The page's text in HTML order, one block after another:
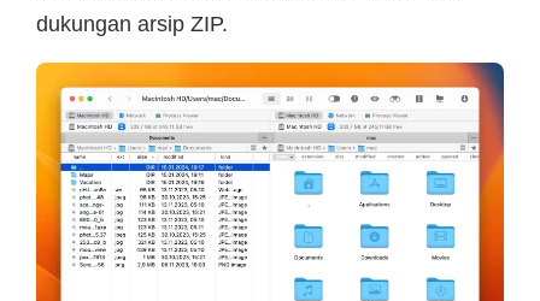
dukungan arsip ZIP.